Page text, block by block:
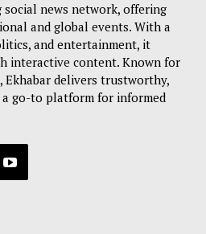
social news network, offering
and global events. With a
and entertainment, it
interactive content. Known for
Ekhabar delivers trustworthy,
a go-to platform for informed